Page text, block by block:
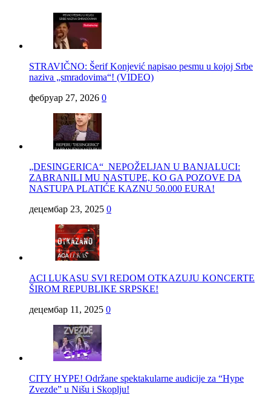
STRAVIČNO: Šerif Konjević napisao pesmu u kojoj Srbe
naziva „smradovima“! (VIDEO)
фебруар 27, 2026 0
„DESINGERICA“ NEPOŽELJAN U BANJALUCI:
ZABRANILI MU NASTUPE, KO GA POZOVE DA
NASTUPA PLATIĆE KAZNU 50.000 EURA!
децембар 23, 2025 0
ACI LUKASU SVI REDOM OTKAZUJU KONCERTE
ŠIROM REPUBLIKE SRPSKE!
децембар 11, 2025 0
CITY HYPE! Održane spektakularne audicije za “Hype
Zvezde” u Nišu i Skoplju!